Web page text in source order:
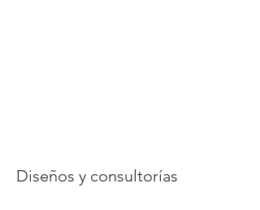
Diseños y consultorías